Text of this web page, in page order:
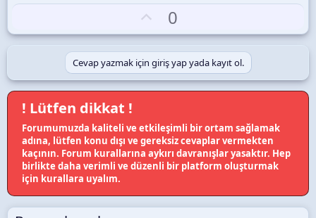
O
y
l
a
0
Cevap yazmak için giriş yap yada kayıt ol.
! Lütfen dikkat !
Forumumuzda kaliteli ve etkileşimli bir ortam sağlamak
adına, lütfen konu dışı ve gereksiz cevaplar vermekten
kaçının. Forum kurallarına aykırı davranışlar yasaktır. Hep
birlikte daha verimli ve düzenli bir platform oluşturmak
için kurallara uyalım.